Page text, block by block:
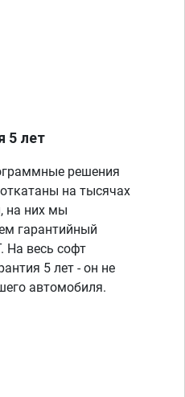
5 лет
решения
на тысячах
на них мы
гарантийный
весь софт
5 лет - он не
автомобиля.